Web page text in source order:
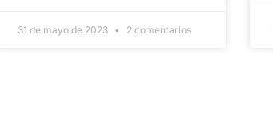
31 de mayo de 2023 2 comentarios